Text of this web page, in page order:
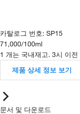
카탈로그 번호: SP15
71,000/100ml
1 개는 국내재고. 3시 이
제품 상세 정보 보기
문서 및 다운로드